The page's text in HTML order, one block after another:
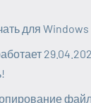
для